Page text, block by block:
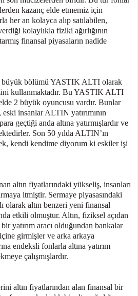
kazanç elde etmemiz için
her an kolayca alıp satılabilen,
kolaylıkla fiziki ağırlığının
finansal piyasaların nadide
büyük bölümü YASTIK ALTI olarak
kullanmaktadır. Bu YASTIK ALTI
2 büyük oyuncusu vardır. Bunlar
insanlar ALTIN yatırımının
geçtiği anda altına yatırmışlardır ve
Son 50 yılda ALTIN’ın
kendi kendime diyorum ki eskiler işi
altın fiyatlarındaki yükseliş, insanları
itmiştir. Sermaye piyasasındaki
olarak altın benzeri yeni finansal
etkili olmuştur. Altın, fiziksel açıdan
yatırım aracı olduğundan bankalar
girmişler ve arka arkaya
endeksli fonlarla altına yatırım
çalışmışlardır.
altın fiyatlarından alan finansal bir